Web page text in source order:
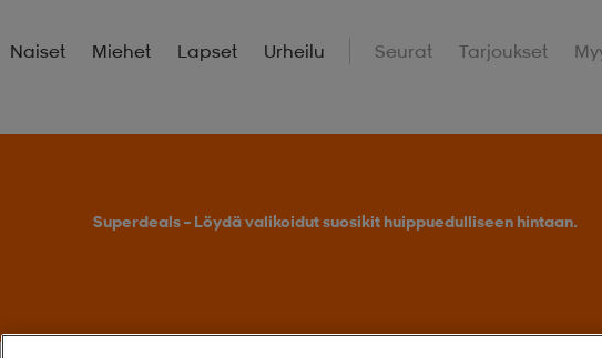
Naiset Miehet Lapset Urheilu Seurat Tarjoukset
Superdeals – Löydä valikoidut suosikit huippuedulliseen hintaan.